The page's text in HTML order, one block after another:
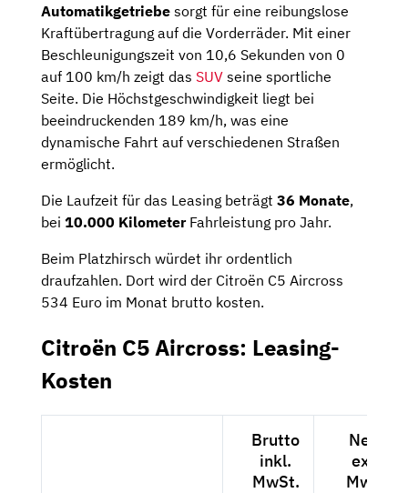
Automatikgetriebe sorgt für eine reibungslose
Kraftübertragung auf die Vorderräder. Mit einer
Beschleunigungszeit von 10,6 Sekunden von 0
auf 100 km/h zeigt das SUV seine sportliche
Seite. Die Höchstgeschwindigkeit liegt bei
beeindruckenden 189 km/h, was eine
dynamische Fahrt auf verschiedenen Straßen
ermöglicht.
Die Laufzeit für das Leasing beträgt 36 Monate,
bei 10.000 KilometerFahrleistung pro Jahr.
Beim Platzhirsch würdet ihr ordentlich
draufzahlen. Dort wird der Citroën C5 Aircross
534 Euro im Monat brutto kosten.
Citroën C5 Aircross: Leasing-
Kosten
Brutto
inkl.
MwSt.
Netto
exkl.
MwSt.